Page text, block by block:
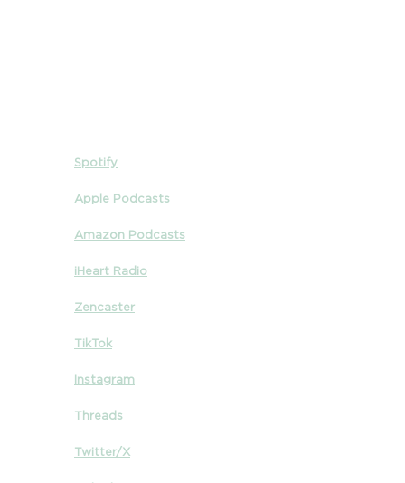
Spotify
Apple Podcasts
Amazon Podcasts
iHeart Radio
Zencaster
TikTok
Instagram
Threads
Twitter/X